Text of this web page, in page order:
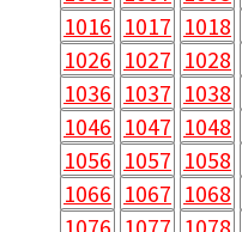
1016 1017 1018
1026 1027 1028
1036 1037 1038
1046 1047 1048
1056 1057 1058
1066 1067 1068